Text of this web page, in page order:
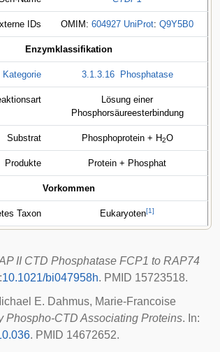
IDs OMIM : 604927 UniProt: Q9Y5B0
Enzymklassifikation
Kategorie 3.1.3.16 Phosphatase
Lösung einer
Phosphorsäureesterbindung
Substrat Phosphoprotein + H2O
Produkte Protein + Phosphat
Vorkommen
Taxon Eukaryoten[1]
II CTD Phosphatase FCP1 to RAP74
:10.1021/bi047958h. PMID 15723518.
E. Dahmus, Marie-Francoise
Phospho-CTD Associating Proteins. In:
. PMID 14672652.